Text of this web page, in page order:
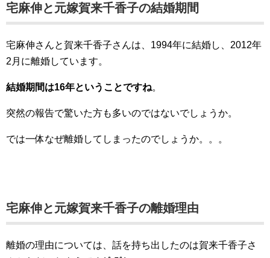
宅麻伸と元嫁賀来千香子の結婚期間
宅麻伸さんと賀来千香子さんは、1994年に結婚し、2012年
2月に離婚しています。
結婚期間は16年ということですね。
突然の報告で驚いた方も多いのではないでしょうか。
では一体なぜ離婚してしまったのでしょうか。。。
宅麻伸と元嫁賀来千香子の離婚理由
離婚の理由については、話を持ち出したのは賀来千香子さ